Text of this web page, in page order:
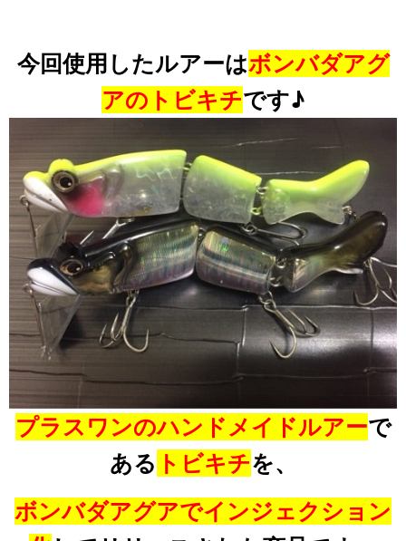
今回使用したルアーはボンバダアグ
アのトビキチです♪
プラスワンのハンドメイドルアーで
ある トビキチを、
ボンバダアグアでインジェクション